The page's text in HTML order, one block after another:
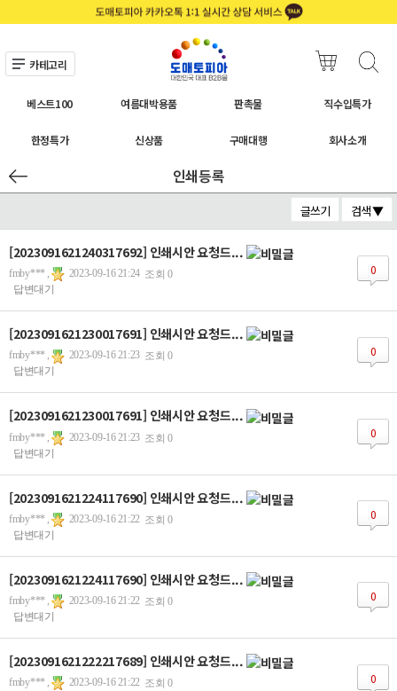
카테고리
베스트100 여름대박용품 판촉물 직수입특가
한정특가 신상품 구매대행 회사소개
인쇄등록
글쓰기 검색 ▼
[2023091621240317692] 인쇄시안 요청드...
fmby*** , 2023-09-16 21:24 조회 0
답변대기
0
[2023091621230017691] 인쇄시안 요청드...
fmby*** , 2023-09-16 21:23 조회 0
답변대기
0
[2023091621230017691] 인쇄시안 요청드...
fmby*** , 2023-09-16 21:23 조회 0
답변대기
0
[2023091621224117690] 인쇄시안 요청드...
fmby*** , 2023-09-16 21:22 조회 0
답변대기
0
[2023091621224117690] 인쇄시안 요청드...
fmby*** , 2023-09-16 21:22 조회 0
답변대기
0
[2023091621222217689] 인쇄시안 요청드...
fmby*** , 2023-09-16 21:22 조회 0
0